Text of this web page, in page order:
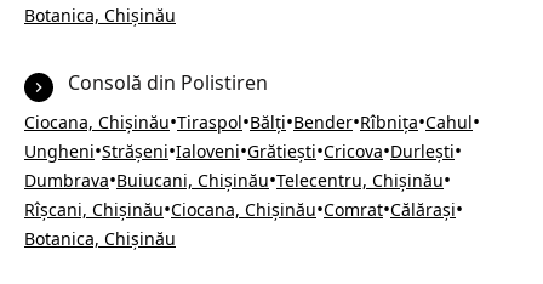
Botanica, Chișinău
Consolă din Polistiren
Ciocana, Chișinău•Tiraspol•Bălți•Bender•Rîbnița•Cahul•
Ungheni•Strășeni•Ialoveni•Grătiești•Cricova•Durlești•
Dumbrava•Buiucani, Chișinău•Telecentru, Chișinău•
Rîșcani, Chișinău•Ciocana, Chișinău•Comrat•Călărași•
Botanica, Chișinău